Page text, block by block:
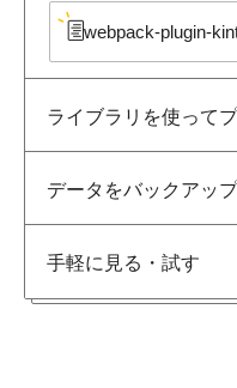
webpack-plugin-
ライブラリを​使って​
データを​バックアッ
手軽に​見る​・試す